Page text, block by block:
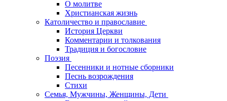
О молитве
Христианская жизнь
Католичество и православие
История Церкви
Комментарии и толкования
Традиция и богословие
Поэзия
Песенники и нотные сборники
Песнь возрождения
Стихи
Семья, Мужчины, Женщины, Дети